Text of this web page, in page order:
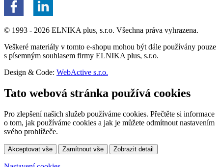
© 1993 - 2026 ELNIKA plus, s.r.o. Všechna práva vyhrazena.
Veškeré materiály v tomto e-shopu mohou být dále používány pouze
s písemným souhlasem firmy ELNIKA plus, s.r.o.
Design & Code: WebActive s.r.o.
Tato webová stránka používá cookies
Pro zlepšení našich služeb používáme cookies. Přečtěte si informace
o tom, jak používáme cookies a jak je můžete odmítnout nastavením
svého prohlížeče.
Akceptovat vše Zamítnout vše Zobrazit detail